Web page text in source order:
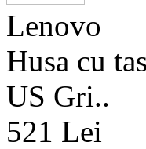
Lenovo
Husa cu
US Gri..
521 Lei